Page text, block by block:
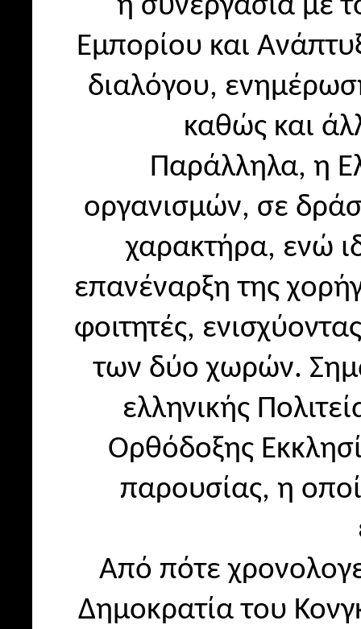
Εμπορίου και
διαλόγου,
καθώς και
Παράλληλα, η
οργανισμών, σε
χαρακτήρα, ενώ
επανέναρξη της
φοιτητές,
των δύο χωρών.
ελληνικής
Ορθόδοξης
παρουσίας, η
Από πότε
Δημοκρατία του